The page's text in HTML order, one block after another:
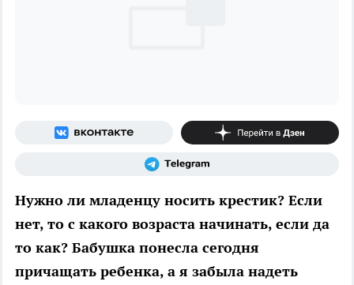
Нужно ли младенцу носить крестик? Если
нет, то с какого возраста начинать, если да
то как? Бабушка понесла сегодня
причащать ребенка, а я забыла надеть